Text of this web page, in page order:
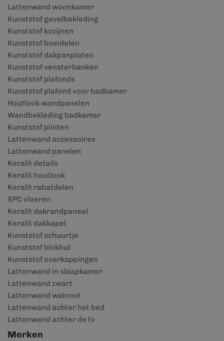
Lattenwand woonkamer
Kunststof gevelbekleding
Kunststof kozijnen
Kunststof boeidelen
Kunststof dakpanplaten
Kunststof vensterbanken
Kunststof plafonds
Kunststof plafond voor badkamer
Houtlook wandpanelen
Wandbekleding badkamer
Kunststof plinten
Lattenwand accessoires
Lattenwand panelen
Keralit details
Keralit houtlook
Keralit rabatdelen
SPC vloeren
Keralit dakrandpaneel
Keralit dakkapel
Kunststof schuurtje
Kunststof blokhut
Kunststof overkappingen
Lattenwand in slaapkamer
Lattenwand zwart
Lattenwand walnoot
Lattenwand achter het bed
Lattenwand achter de tv
Merken